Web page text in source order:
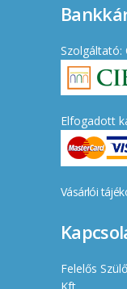
Szolgáltató:
Elfogadott
Vásárlói
Felelős
Kft.